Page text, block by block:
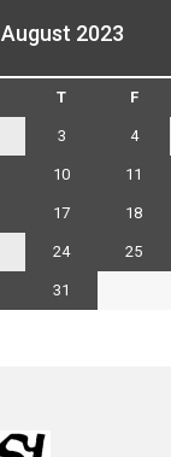
August 2023
T F
3 4
10 11
17 18
24 25
31